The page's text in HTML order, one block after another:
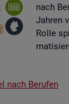
nach
Jah­ren
Rolle
nach Be­ru­fen